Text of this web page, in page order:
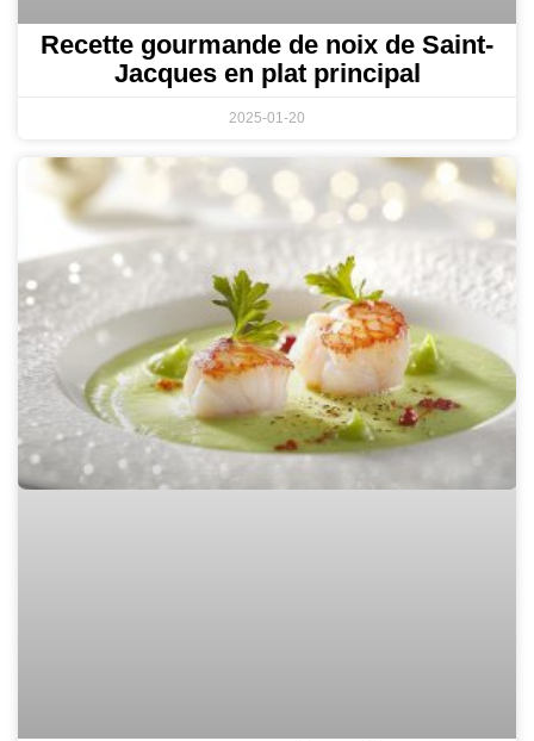
Recette gourmande de noix de Saint-
Jacques en plat principal
2025-01-20